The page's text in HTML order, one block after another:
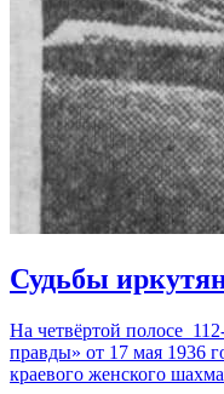
Судьбы
На четвёртой полосе
правды» от 17 мая 1936
краевого женского